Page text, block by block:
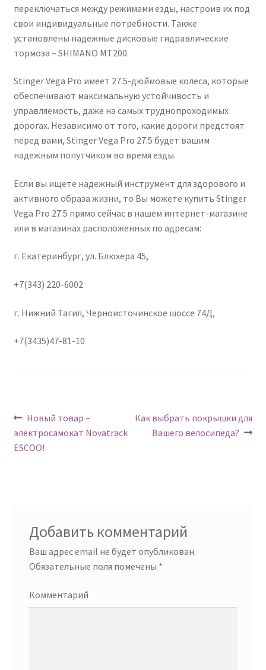
переключаться между режимами езды, настроив их под
свои индивидуальные потребности. Также
установлены надежные дисковые гидравлические
тормоза – SHIMANO MT200.
Stinger Vega Pro имеет 27.5-дюймовые колеса, которые
обеспечивают максимальную устойчивость и
управляемость, даже на самых труднопроходимых
дорогах. Независимо от того, какие дороги предстоят
перед вами, Stinger Vega Pro 27.5 будет вашим
надежным попутчиком во время езды.
Если вы ищете надежный инструмент для здорового и
активного образа жизни, то Вы можете купить Stinger
Vega Pro 27.5 прямо сейчас в нашем интернет-магазине
или в магазинах расположенных по адресам:
г. Екатеринбург, ул. Блюхера 45,
+7(343) 220-6002
г. Нижний Тагил, Черноисточинское шоссе 74Д,
+7(3435)47-81-10
Навигация
по
Предыдущий:
Новый товар –
электросамокат Novatrack
ESCOO!
Следующий:
Как выбрать покрышки для
Вашего велосипеда?
Добавить комментарий
Ваш адрес email не будет опубликован.
Обязательные поля помечены *
Комментарий